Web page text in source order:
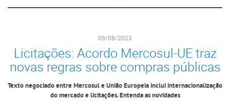
09/08/2023
Licitações: Acordo Mercosul-UE traz
novas regras sobre compras públicas
Texto negociado entre Mercosul e União Europeia inclui internacionalização
do mercado e licitações. Entenda as novidades